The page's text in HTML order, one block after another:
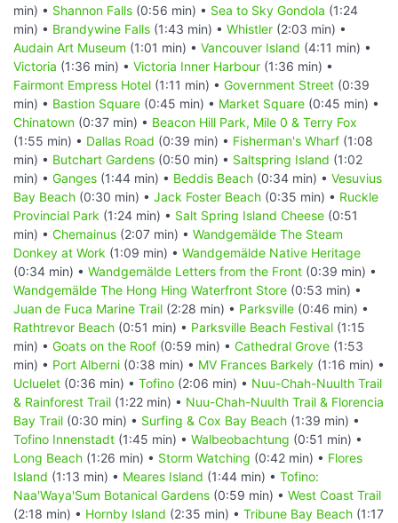
min) • Shannon Falls (0:56 min) • Sea to Sky Gondola (1:24
min) • Brandywine Falls (1:43 min) • Whistler (2:03 min) •
Audain Art Museum (1:01 min) • Vancouver Island (4:11 min) •
Victoria (1:36 min) • Victoria Inner Harbour (1:36 min) •
Fairmont Empress Hotel (1:11 min) • Government Street (0:39
min) • Bastion Square (0:45 min) • Market Square (0:45 min) •
Chinatown (0:37 min) • Beacon Hill Park, Mile 0 & Terry Fox
(1:55 min) • Dallas Road (0:39 min) • Fisherman's Wharf (1:08
min) • Butchart Gardens (0:50 min) • Saltspring Island (1:02
min) • Ganges (1:44 min) • Beddis Beach (0:34 min) • Vesuvius
Bay Beach (0:30 min) • Jack Foster Beach (0:35 min) • Ruckle
Provincial Park (1:24 min) • Salt Spring Island Cheese (0:51
min) • Chemainus (2:07 min) • Wandgemälde The Steam
Donkey at Work (1:09 min) • Wandgemälde Native Heritage
(0:34 min) • Wandgemälde Letters from the Front (0:39 min) •
Wandgemälde The Hong Hing Waterfront Store (0:53 min) •
Juan de Fuca Marine Trail (2:28 min) • Parksville (0:46 min) •
Rathtrevor Beach (0:51 min) • Parksville Beach Festival (1:15
min) • Goats on the Roof (0:59 min) • Cathedral Grove (1:53
min) • Port Alberni (0:38 min) • MV Frances Barkely (1:16 min) •
Ucluelet (0:36 min) • Tofino (2:06 min) • Nuu-Chah-Nuulth Trail
& Rainforest Trail (1:22 min) • Nuu-Chah-Nuulth Trail & Florencia
Bay Trail (0:30 min) • Surfing & Cox Bay Beach (1:39 min) •
Tofino Innenstadt (1:45 min) • Walbeobachtung (0:51 min) •
Long Beach (1:26 min) • Storm Watching (0:42 min) • Flores
Island (1:13 min) • Meares Island (1:44 min) • Tofino:
Naa'Waya'Sum Botanical Gardens (0:59 min) • West Coast Trail
(2:18 min) • Hornby Island (2:35 min) • Tribune Bay Beach (1:17